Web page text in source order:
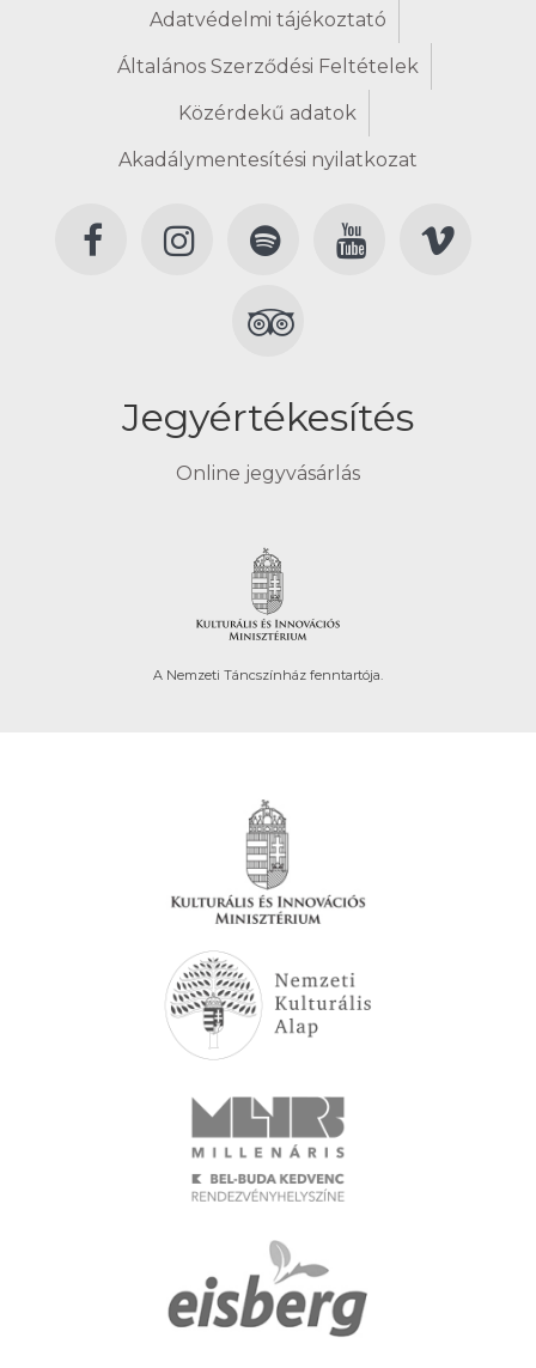
Adatvédelmi tájékoztató
Általános Szerződési Feltételek
Közérdekű adatok
Akadálymentesítési nyilatkozat
Jegyértékesítés
Online jegyvásárlás
A Nemzeti Táncszínház fenntartója.